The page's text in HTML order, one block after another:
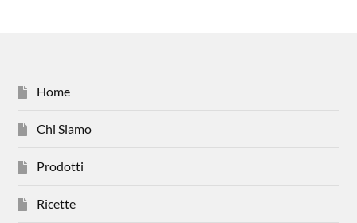
Home
Chi Siamo
Prodotti
Ricette